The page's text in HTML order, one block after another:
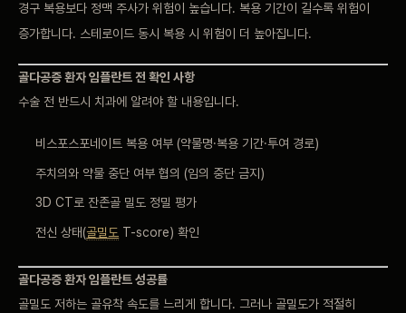
경구 복용보다 정맥 주사가 위험이 높습니다. 복용 기간이 길수록 위험이
증가합니다. 스테로이드 동시 복용 시 위험이 더 높아집니다.
골다공증환자 임플란트 전 확인 사항
수술 전 반드시 치과에 알려야 할 내용입니다.
비스포스포네이트 복용 여부(약물명·복용 기간·투여 경로)
주치의와 약물 중단 여부 협의 (임의 중단 금지)
3DCT로 잔존골 밀도 정밀 평가
전신상태(골밀도 T-score) 확인
골다공증 환자 임플란트성공률
골밀도 저하는 골유착 속도를 느리게 합니다. 그러나 골밀도가 적절히